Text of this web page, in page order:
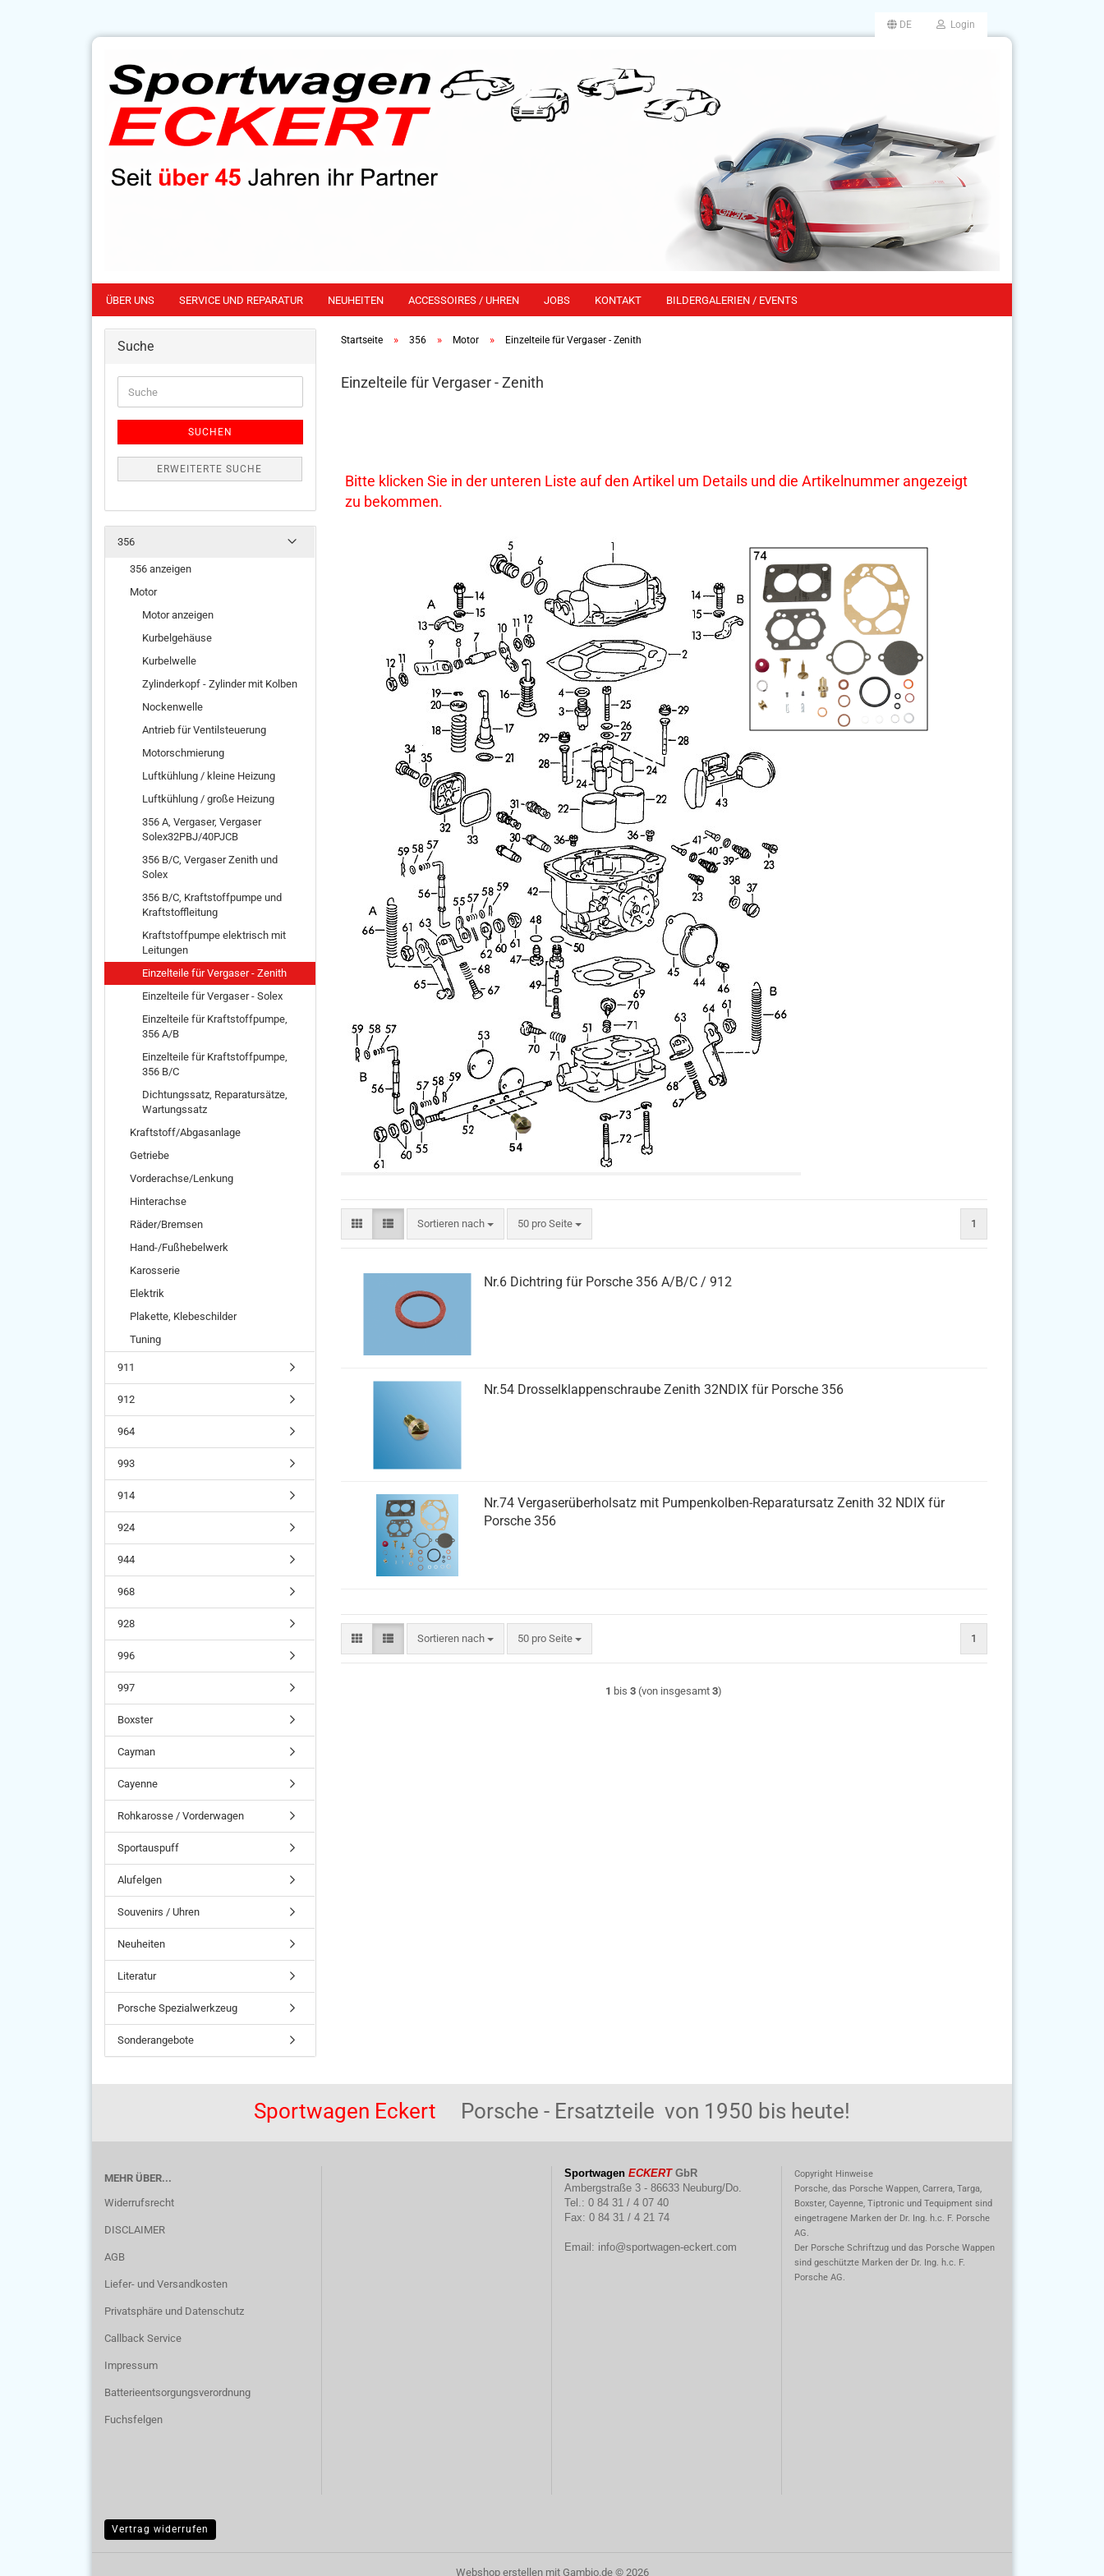
DE Login
ÜBER UNS SERVICE UND REPARATUR NEUHEITEN ACCESSOIRES / UHREN JOBS KONTAKT BILDERGALERIEN / EVENTS
Startseite » 356 » Motor » Einzelteile für Vergaser - Zenith
Einzelteile für Vergaser - Zenith
Bitte klicken Sie in der unteren Liste auf den Artikel um Details und die Artikelnummer angezeigt
zu bekommen.
Sortieren nach
Sortieren nach 50 pro Seite
pro Seite 1
Nr.6 Dichtring für Porsche 356 A/B/C / 912
Nr.54 Drosselklappenschraube Zenith 32NDIX für Porsche 356
Nr.74 Vergaserüberholsatz mit Pumpenkolben-Reparatursatz Zenith 32 NDIX für
Porsche 356
Sortieren nach
Sortieren nach 50 pro Seite
pro Seite 1
1 bis3 (von insgesamt3)
Suche
SUCHEN
ERWEITERTE SUCHE
356
356 anzeigen
Motor
Motor anzeigen
Kurbelgehäuse
Kurbelwelle
Zylinderkopf - Zylinder mit Kolben
Nockenwelle
Antrieb für Ventilsteuerung
Motorschmierung
Luftkühlung / kleine Heizung
Luftkühlung / große Heizung
356 A, Vergaser, Vergaser
Solex32PBJ/40PJCB
356 B/C, Vergaser Zenith und
Solex
356 B/C, Kraftstoffpumpe und
Kraftstoffleitung
Kraftstoffpumpe elektrisch mit
Leitungen
Einzelteile für Vergaser - Zenith
Einzelteile für Vergaser - Solex
Einzelteile für Kraftstoffpumpe,
356 A/B
Einzelteile für Kraftstoffpumpe,
356 B/C
Dichtungssatz, Reparatursätze,
Wartungssatz
Kraftstoff/Abgasanlage
Getriebe
Vorderachse/Lenkung
Hinterachse
Räder/Bremsen
Hand-/Fußhebelwerk
Karosserie
Elektrik
Plakette, Klebeschilder
Tuning
911
912
964
993
914
924
944
968
928
996
997
Boxster
Cayman
Cayenne
Rohkarosse / Vorderwagen
Sportauspuff
Alufelgen
Souvenirs / Uhren
Neuheiten
Literatur
Porsche Spezialwerkzeug
Sonderangebote
Sportwagen Eckert Porsche - Ersatzteile von 1950 bis heute!
MEHR ÜBER...
Widerrufsrecht
DISCLAIMER
AGB
Liefer- und Versandkosten
Privatsphäre und Datenschutz
Callback Service
Impressum
Batterieentsorgungsverordnung
Fuchsfelgen
Sportwagen ECKERTGbR
Ambergstraße 3 - 86633 Neuburg/Do.
Tel.: 0 84 31 / 4 07 40
Fax: 0 84 31 / 4 21 74
Email: info@sportwagen-eckert.com
Copyright Hinweise
Porsche, das Porsche Wappen, Carrera, Targa,
Boxster, Cayenne, Tiptronic und Tequipment sind
eingetragene Marken der Dr. Ing. h.c. F. Porsche
AG.
Der Porsche Schriftzug und das Porsche Wappen
sind geschützte Marken der Dr. Ing. h.c. F.
Porsche AG.
Vertrag widerrufen
Webshop erstellenmit Gambio.de © 2026